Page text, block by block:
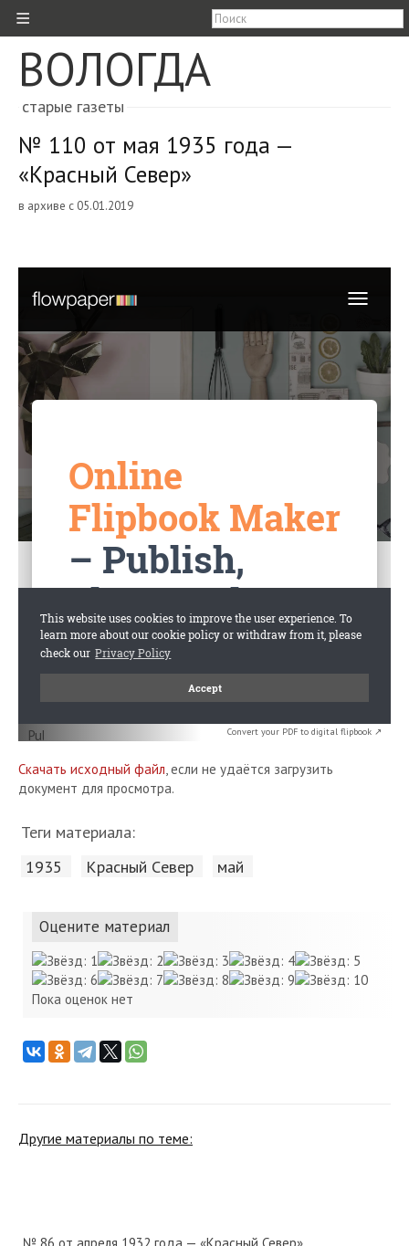
≡
ВОЛОГДА
старые газеты
№ 110 от мая 1935 года —
«Красный Север»
в архиве с 05.01.2019
Convert your PDF to digital flipbook ↗
Скачать исходный файл, если не удаётся загрузить
документ для просмотра.
Теги материала:
1935 Красный Cевер май
Оцените материал
Пока оценок нет
Другие материалы по теме: